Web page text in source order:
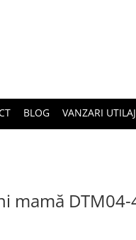
BLOG VANZARI
mamă DTM04-